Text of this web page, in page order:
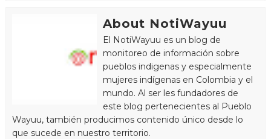
About NotiWayuu
El NotiWayuu es un blog de
monitoreo de información sobre
pueblos indigenas y especialmente
mujeres indígenas en Colombia y el
mundo. Al ser les fundadores de
este blog pertenecientes al Pueblo
Wayuu, también producimos contenido único desde lo
que sucede en nuestro territorio.